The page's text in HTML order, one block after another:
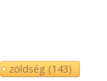
zöldség(143)